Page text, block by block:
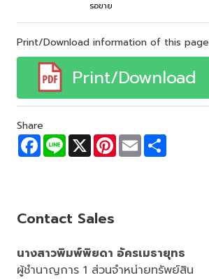
รอขาย
Print/Download information of this page
Print/Download
Share
F
a
c
k
L
n
X P
n
E
m
a
Contact Sales
นางสาวพิมพ์พิยดา อัครเมธายุทธ
ผู้ชำนาญการ 1 ส่วนจำหน่ายทรัพย์สิน